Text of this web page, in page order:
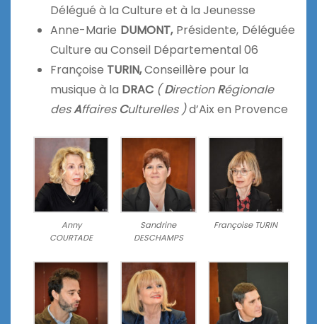
Délégué à la Culture et à la Jeunesse
Anne-Marie DUMONT,Présidente, Déléguée
Culture au Conseil Départemental 06
Françoise TURIN,Conseillère pour la
musique à la DRAC (DirectionRégionale
desAffaires Culturelles )d’Aix en Provence
Anny
COURTADE
Sandrine
DESCHAMPS
Françoise TURIN